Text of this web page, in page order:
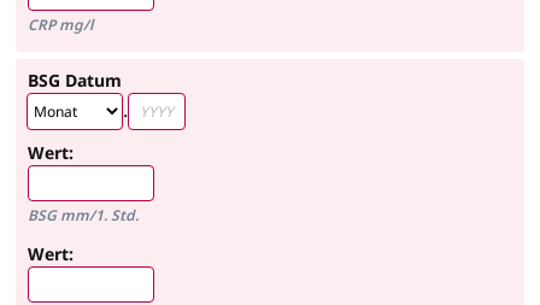
CRP mg/l
BSG Datum
.
Wert:
BSG mm/1. Std.
Wert: